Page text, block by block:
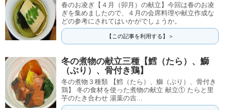
春のお凌ぎ【４月（卯月）の献立】今回は春のお凌
ぎを集めましたので、４月の会席料理や献立作成な
どの参考にされてはいかがでしょうか。
【この記事を利用する】＞
冬の煮物の献立三種【鱈（たら）、鰤
（ぶり）、骨付き鶏】
冬の煮物３種類 【鱈（たら）、鰤（ぶり）、骨付き
鶏】 冬の食材を使った煮物の献立 献立① たらと里
芋のたき合わせ 湯葉の吉...